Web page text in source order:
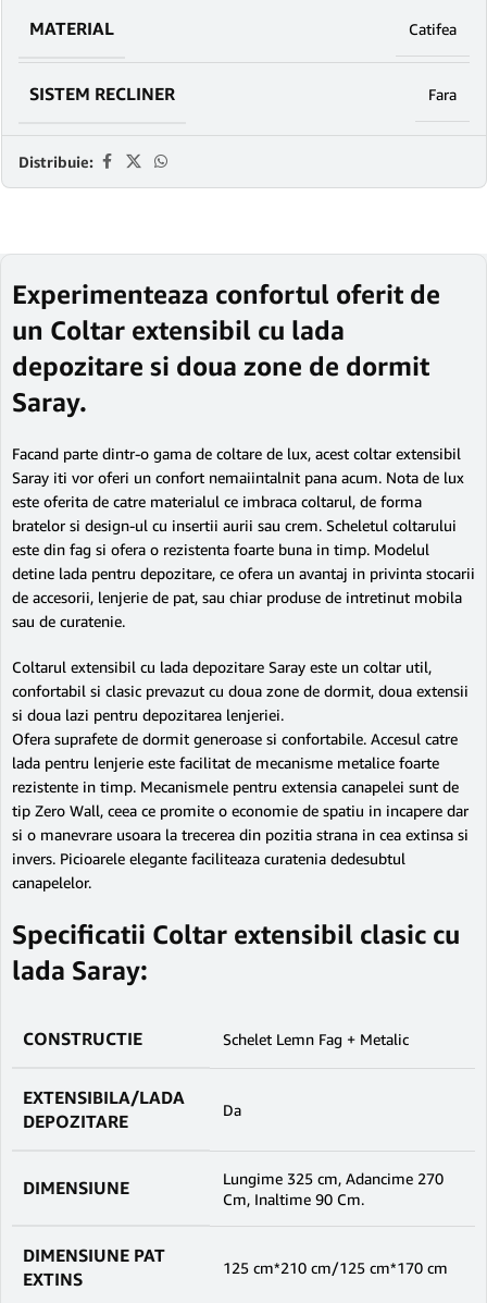
MATERIAL Catifea
SISTEM RECLINER Fara
Distribuie:
Experimenteaza confortul oferit de
un Coltar extensibil cu lada
depozitare si doua zone de dormit
Saray.
Facand parte dintr-o gama de coltare de lux, acest coltar extensibil
Saray iti vor oferi un confort nemaiintalnit pana acum. Nota de lux
este oferita de catre materialul ce imbraca coltarul, de forma
bratelor si design-ul cu insertii aurii sau crem. Scheletul coltarului
este din fag si ofera o rezistenta foarte buna in timp. Modelul
detine lada pentru depozitare, ce ofera un avantaj in privinta stocarii
de accesorii, lenjerie de pat, sau chiar produse de intretinut mobila
sau de curatenie.
Coltarul extensibil cu lada depozitare Saray este un coltar util,
confortabil si clasic prevazut cu doua zone de dormit, doua extensii
si doua lazi pentru depozitarea lenjeriei.
Ofera suprafete de dormit generoase si confortabile. Accesul catre
lada pentru lenjerie este facilitat de mecanisme metalice foarte
rezistente in timp. Mecanismele pentru extensia canapelei sunt de
tip Zero Wall, ceea ce promite o economie de spatiu in incapere dar
si o manevrare usoara la trecerea din pozitia strana in cea extinsa si
invers. Picioarele elegante faciliteaza curatenia dedesubtul
canapelelor.
Specificatii Coltar extensibil clasic cu
lada Saray:
CONSTRUCTIE Schelet Lemn Fag + Metalic
EXTENSIBILA/LADA
DEPOZITARE
Da
DIMENSIUNE
Lungime 325 cm, Adancime 270
Cm, Inaltime 90 Cm.
DIMENSIUNE PAT
EXTINS
125 cm*210 cm/125 cm*170 cm